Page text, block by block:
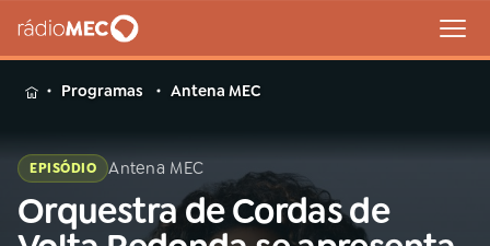
MENU
Buscar
na
Programas Antena MEC
EPISÓDIO Antena MEC
Orquestra de Cordas de